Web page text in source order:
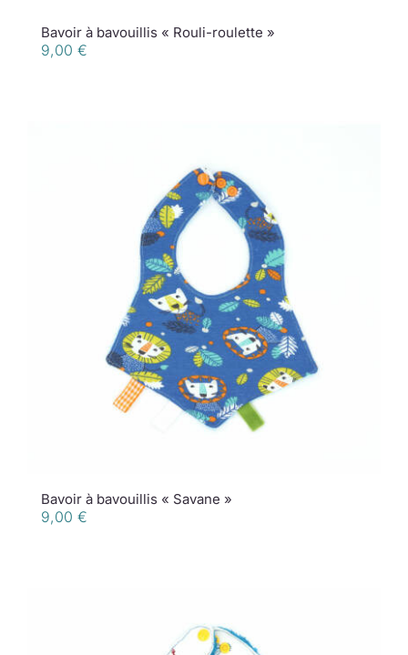
Bavoir à bavouillis « Rouli-roulette »
9,00 €
Bavoir à bavouillis « Savane »
9,00 €